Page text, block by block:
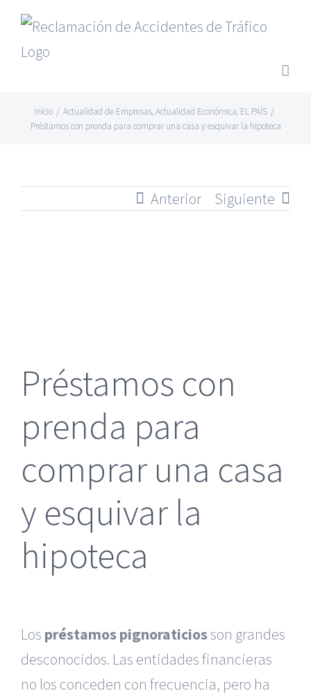
Saltar
contenido
Inicio / Actualidad de Empresas,Actualidad Económica, EL PAÍS /
Préstamos con prenda para comprar una casa y esquivar la hipoteca
Anterior Siguiente
Préstamos con
prenda para
comprar una casa
y esquivar la
hipoteca
Los préstamos pignoraticiosson grandes
desconocidos. Las entidades financieras
no los conceden con frecuencia, pero ha